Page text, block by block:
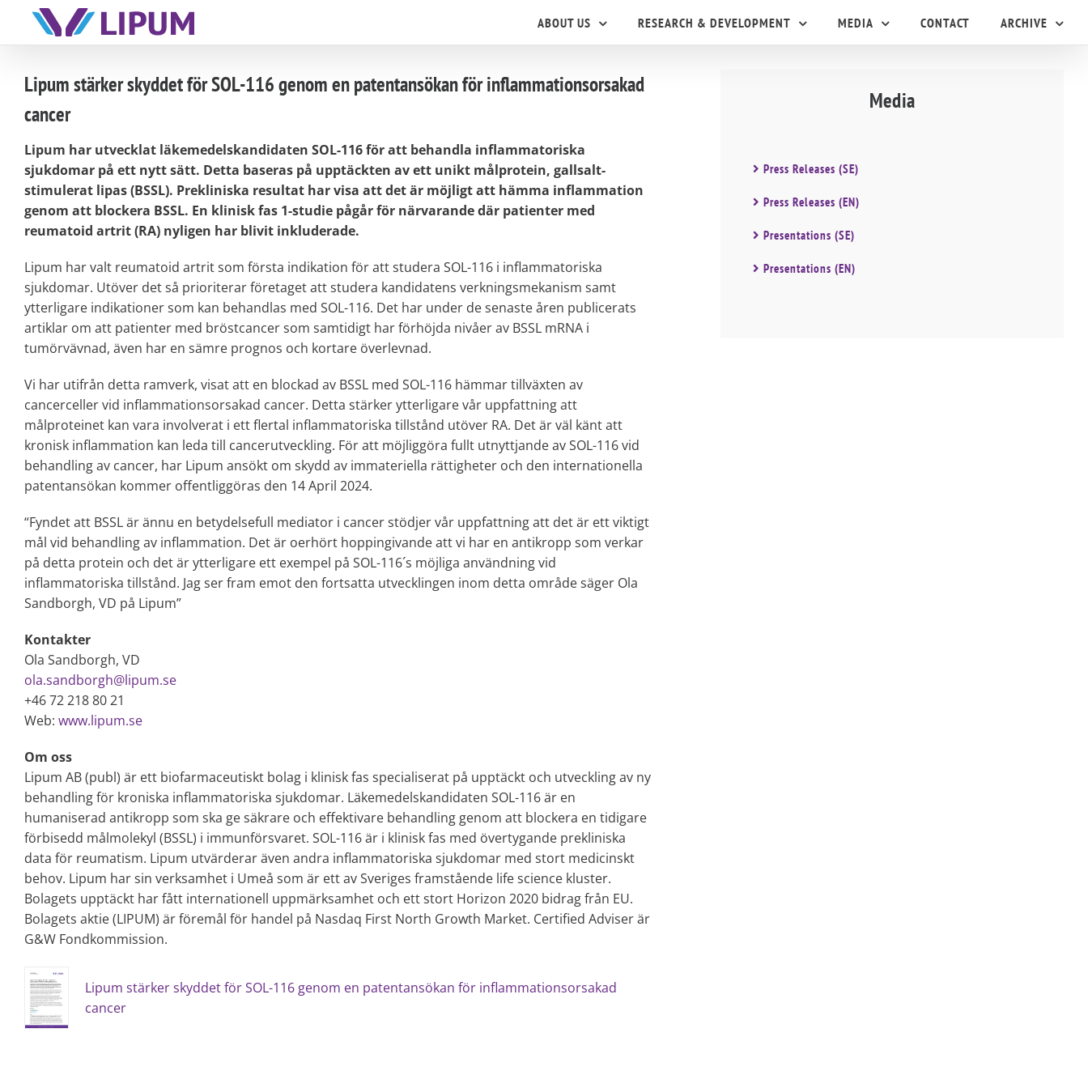
content
ABOUT US RESEARCH & DEVELOPMENT MEDIA CONTACT ARCHIVE
Lipum stärker skyddet för SOL-116 genom en patentansökan för inflammationsorsakad
cancer
Lipum har utvecklat läkemedelskandidaten SOL-116 för att behandla inflammatoriska
sjukdomar på ett nytt sätt. Detta baseras på upptäckten av ett unikt målprotein, gallsalt-
stimulerat lipas (BSSL). Prekliniska resultat har visa att det är möjligt att hämma inflammation
genom att blockera BSSL. En klinisk fas 1-studie pågår för närvarande där patienter med
reumatoid artrit (RA) nyligen har blivit inkluderade.
Lipum har valt reumatoid artrit som första indikation för att studera SOL-116 i inflammatoriska
sjukdomar. Utöver det så prioriterar företaget att studera kandidatens verkningsmekanism samt
ytterligare indikationer som kan behandlas med SOL-116. Det har under de senaste åren publicerats
artiklar om att patienter med bröstcancer som samtidigt har förhöjda nivåer av BSSL mRNA i
tumörvävnad, även har en sämre prognos och kortare överlevnad.
Vi har utifrån detta ramverk, visat att en blockad av BSSL med SOL-116 hämmar tillväxten av
cancerceller vid inflammationsorsakad cancer. Detta stärker ytterligare vår uppfattning att
målproteinet kan vara involverat i ett flertal inflammatoriska tillstånd utöver RA. Det är väl känt att
kronisk inflammation kan leda till cancerutveckling. För att möjliggöra fullt utnyttjande av SOL-116 vid
behandling av cancer, har Lipum ansökt om skydd av immateriella rättigheter och den internationella
patentansökan kommer offentliggöras den 14 April 2024.
“Fyndet att BSSL är ännu en betydelsefull mediator i cancer stödjer vår uppfattning att det är ett viktigt
mål vid behandling av inflammation. Det är oerhört hoppingivande att vi har en antikropp som verkar
på detta protein och det är ytterligare ett exempel på SOL-116´s möjliga användning vid
inflammatoriska tillstånd. Jag ser fram emot den fortsatta utvecklingen inom detta område säger Ola
Sandborgh, VD på Lipum”
Kontakter
Ola Sandborgh, VD
ola.sandborgh@lipum.se
+46 72 218 80 21
Web: www.lipum.se
Om oss
Lipum AB (publ) är ett biofarmaceutiskt bolag i klinisk fas specialiserat på upptäckt och utveckling av ny
behandling för kroniska inflammatoriska sjukdomar. Läkemedelskandidaten SOL-116 är en
humaniserad antikropp som ska ge säkrare och effektivare behandling genom att blockera en tidigare
förbisedd målmolekyl (BSSL) i immunförsvaret. SOL-116 är i klinisk fas med övertygande prekliniska
data för reumatism. Lipum utvärderar även andra inflammatoriska sjukdomar med stort medicinskt
behov. Lipum har sin verksamhet i Umeå som är ett av Sveriges framstående life science kluster.
Bolagets upptäckt har fått internationell uppmärksamhet och ett stort Horizon 2020 bidrag från EU.
Bolagets aktie (LIPUM) är föremål för handel på Nasdaq First North Growth Market. Certified Adviser är
G&W Fondkommission.
Lipum stärker skyddet för SOL-116 genom en patentansökan för inflammationsorsakad
cancer
Media
Press Releases (SE)
Press Releases (EN)
Presentations (SE)
Presentations (EN)